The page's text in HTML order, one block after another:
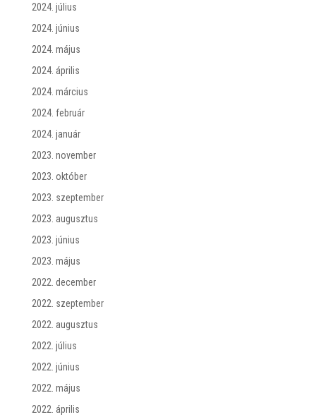
2024. július
2024. június
2024. május
2024. április
2024. március
2024. február
2024. január
2023. november
2023. október
2023. szeptember
2023. augusztus
2023. június
2023. május
2022. december
2022. szeptember
2022. augusztus
2022. július
2022. június
2022. május
2022. április